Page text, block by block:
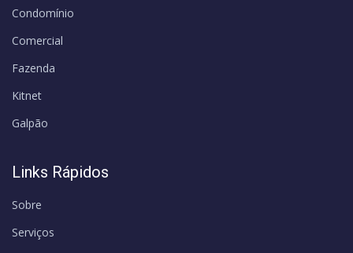
Condomínio
Comercial
Fazenda
Kitnet
Galpão
Links Rápidos
Sobre
Serviços